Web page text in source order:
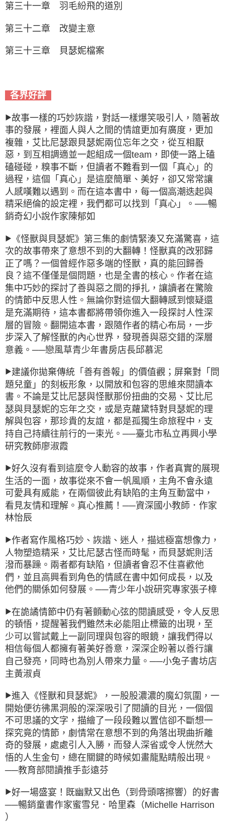
第三十一章 羽毛紛飛的道別
第三十二章 改變主意
第三十三章 貝瑟妮檔案
各界好評
▶故事一樣的巧妙詼諧，對話一樣爆笑吸引人，隨著故
事的發展，裡面人與人之間的情誼更加有廣度，更加
複雜，艾比尼瑟跟貝瑟妮兩位忘年之交，從互相厭
惡，到互相調適並一起組成一個team，即使一路上磕
磕碰碰，糗事不斷，但讀者不難看到一個「真心」的
過程，這個「真心」是這麼簡單、美好，卻又常常讓
人感嘆難以遇到。而在這本書中，每一個高潮迭起與
精采絕倫的設定裡，我們都可以找到「真心」。──暢
銷奇幻小說作家陳郁如
▶
《怪獸與貝瑟妮》第三集的劇情緊湊又充滿驚喜，這
次的故事帶來了意想不到的大翻轉！怪獸真的改邪歸
正了嗎？一個曾經作惡多端的怪獸，真的能回歸善
良？這不僅僅是個問題，也是全書的核心。作者在這
集中巧妙的探討了善與惡之間的掙扎，讓讀者在驚險
的情節中反思人性。無論你對這個大翻轉感到懷疑還
是充滿期待，這本書都將帶領你進入一段探討人性深
層的冒險。翻開這本書，跟隨作者的精心布局，一步
步深入了解怪獸的內心世界，發現善與惡交錯的深層
意義。──戀風草青少年書房店長邱慕泥
▶建議你拋棄傳統「善有善報」的價值觀；屏棄對「問
題兒童」的刻板形象，以開放和包容的思維來閱讀本
書。不論是艾比尼瑟與怪獸那份扭曲的交易、艾比尼
瑟與貝瑟妮的忘年之交，或是克蘿黛特對貝瑟妮的理
解與包容，那珍貴的友誼，都是孤獨生命旅程中，支
持自己持續往前行的一束光。──臺北市私立再興小學
研究教師廖淑霞
▶好久沒有看到這麼令人動容的故事，作者真實的展現
生活的一面，故事從來不會一帆風順，主角不會永遠
可愛具有威能，在兩個彼此有缺陷的主角互動當中，
看見友情和理解。真心推薦！──資深國小教師．作家
林怡辰
▶作者寫作風格巧妙、詼諧、迷人，描述極富想像力，
人物塑造精采，艾比尼瑟古怪而時髦，而貝瑟妮則活
潑而暴躁。兩者都有缺陷，但讀者會忍不住喜歡他
們，並且高興看到角色的情感在書中如何成長，以及
他們的關係如何發展。──青少年小說研究專家張子樟
▶在詭譎情節中仍有著顫動心弦的閱讀感受，令人反思
的頓悟，提醒著我們雖然未必能阻止標籤的出現，至
少可以嘗試戴上一副同理與包容的眼鏡，讓我們得以
相信每個人都擁有著美好善意，深深企盼著以善行讓
自己發亮，同時也為別人帶來力量。──小兔子書坊店
主黃淑貞
▶進入《怪獸和貝瑟妮》，一股股濃濃的魔幻氛圍，一
開始便彷彿黑洞般的深深吸引了閱讀的目光，一個個
不可思議的文字，描繪了一段段難以置信卻不斷想一
探究竟的情節，劇情常在意想不到的角落出現曲折離
奇的發展，處處引人入勝，而發人深省或令人恍然大
悟的人生金句，總在關鍵的時候如畫龍點睛般出現。
──教育部閱讀推手彭遠芬
▶好一場盛宴！既幽默又出色（到骨頭喀擦響）的好書
──暢銷童書作家蜜雪兒．哈里森（Michelle Harrison
）